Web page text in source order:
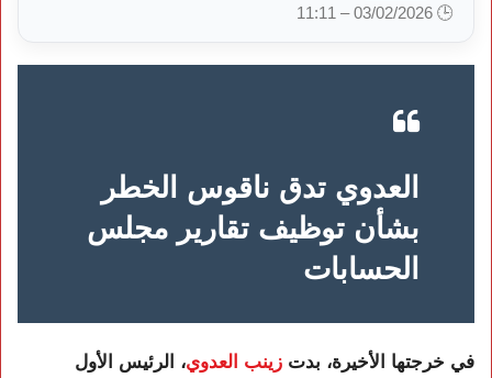
🕒 03/02/2026 – 11:11
العدوي تدق ناقوس الخطر
بشأن توظيف تقارير مجلس
الحسابات
في خرجتها الأخيرة، بدت زينب العدوي، الرئيس الأول